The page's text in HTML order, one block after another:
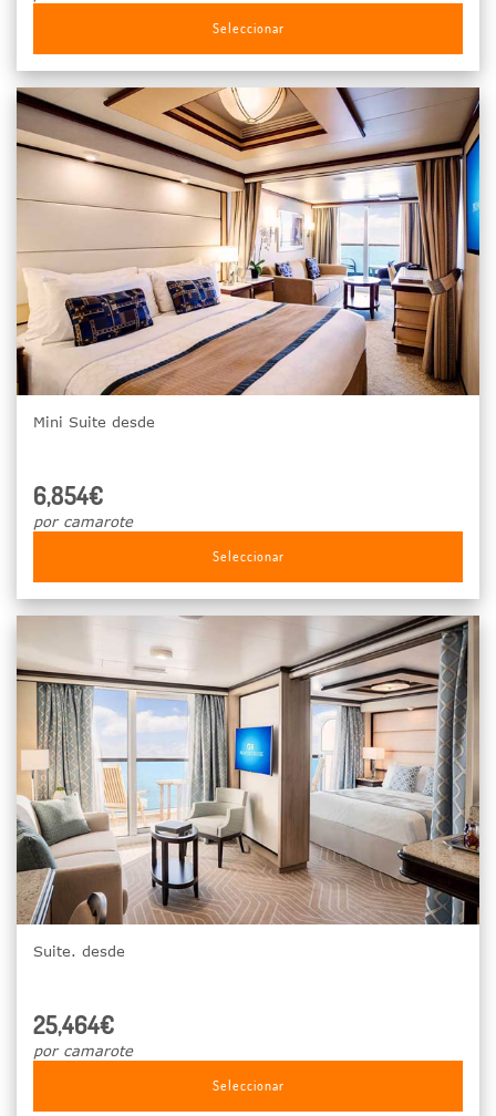
Seleccionar
Mini Suite desde
6,854€
por camarote
Seleccionar
Suite. desde
25,464€
por camarote
Seleccionar